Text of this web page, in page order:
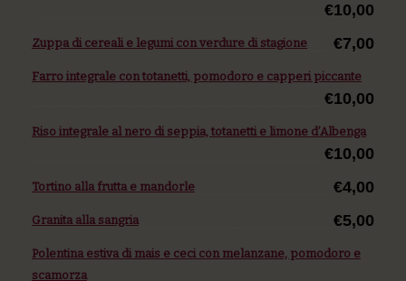
€10,00
Zuppa di cereali e legumi con verdure di stagione €7,00
Farro integrale con totanetti, pomodoro e capperi piccante
€10,00
Riso integrale al nero di seppia, totanetti e limone d’Albenga
€10,00
Tortino alla frutta e mandorle €4,00
Granita alla sangria €5,00
Polentina estiva di mais e ceci con melanzane, pomodoro e
scamorza